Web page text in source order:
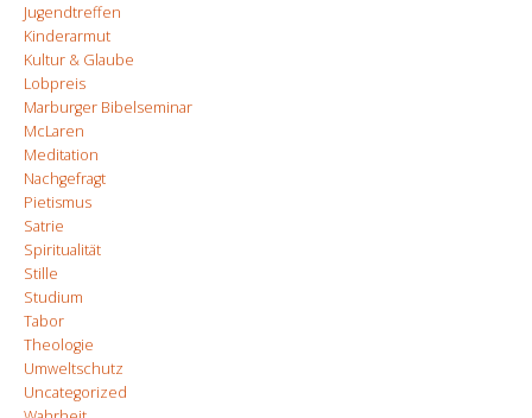
Jugendtreffen
Kinderarmut
Kultur & Glaube
Lobpreis
Marburger Bibelseminar
McLaren
Meditation
Nachgefragt
Pietismus
Satrie
Spiritualität
Stille
Studium
Tabor
Theologie
Umweltschutz
Uncategorized